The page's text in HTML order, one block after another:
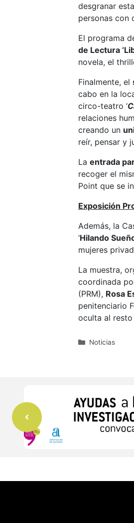
desgranar
personas con
El programa
de Lectura
novela, el
Finalmente, el
cabo en la
circo-teatro ‘
relaciones
creando un
reír, pensar y
La entrada
recoger el
Point que se
Exposición
Además, la
‘Hilando
mujeres
La muestra,
coordinada
(PRM), Rosa
penitenciario
oculta al
Categorías
Noticias